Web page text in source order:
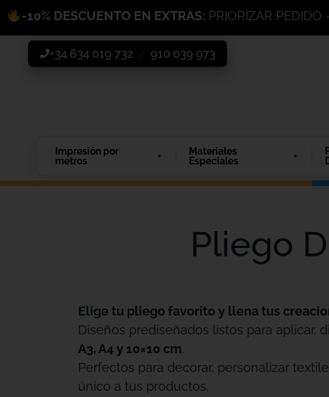
-10% DESCUENTO EN EXTRAS: PRIORIZAR
+34 634 019 732 910 039 973
Impresión por
metros
Materiales
Especiales
Pliego
Elige tu pliego favorito y llena tus
Diseños prediseñados listos para aplicar,
A3, A4 y 10×10 cm.
Perfectos para decorar, personalizar
único a tus productos.